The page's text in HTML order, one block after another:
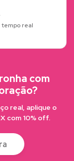
tempo real
com
real, aplique o
com 10% off.